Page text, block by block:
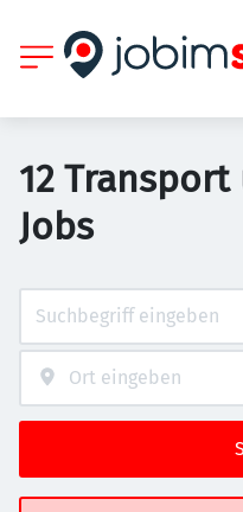
12
Jobs